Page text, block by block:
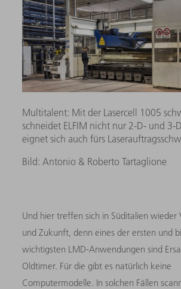
Multitalent: Mit der Lasercell 1005
schneidet ELFIM nicht nur 2-D- und 3-
eignet sich auch fürs
Bild: Antonio & Roberto Tartaglione
Und hier treffen sich in Süditalien wieder
und Zukunft, denn eines der ersten und
wichtigsten LMD-Anwendungen sind
Oldtimer. Für die gibt es natürlich keine
Computermodelle. In solchen Fällen